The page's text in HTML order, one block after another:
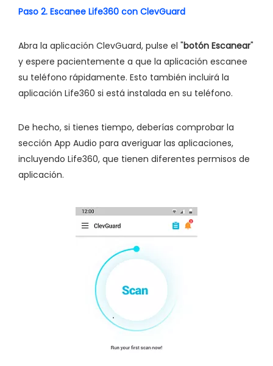
Paso 2. Escanee Life360 con ClevGuard
Abra la aplicación ClevGuard, pulse el "botón Escanear"
y espere pacientemente a que la aplicación escanee
su teléfono rápidamente. Esto también incluirá la
aplicación Life360 si está instalada en su teléfono.
De hecho, si tienes tiempo, deberías comprobar la
sección App Audio para averiguar las aplicaciones,
incluyendo Life360, que tienen diferentes permisos de
aplicación.